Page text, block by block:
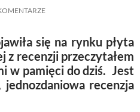
się na rynku płyta
z recenzji przeczytałem
w pamięci do dziś. Jest
recenzja